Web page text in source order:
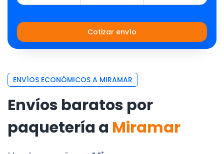
Cotizar envío
ENVÍOS ECONÓMICOS A MIRAMAR
Envíos baratos por
paquetería a Miramar